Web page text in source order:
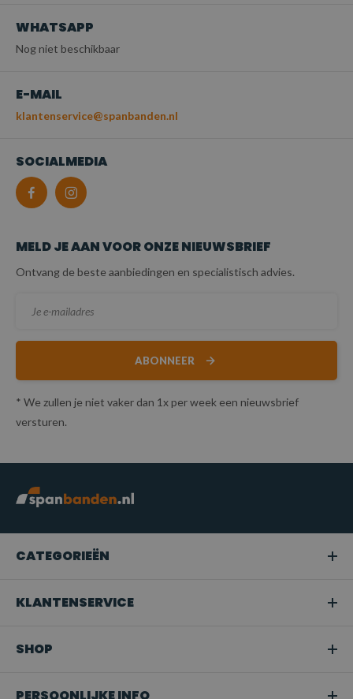
WHATSAPP
Nog niet beschikbaar
E-MAIL
klantenservice@spanbanden.nl
SOCIALMEDIA
MELD JE AAN VOOR ONZE NIEUWSBRIEF
Ontvang de beste aanbiedingen en specialistisch advies.
ABONNEER
* We zullen je niet vaker dan 1x per week een nieuwsbrief
versturen.
CATEGORIEËN
KLANTENSERVICE
SHOP